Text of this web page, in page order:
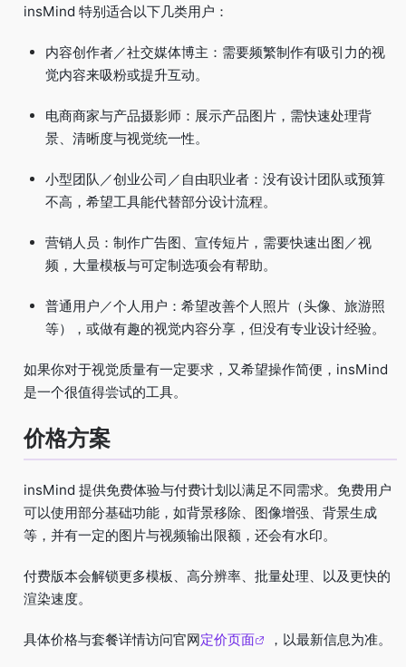
insMind 特别适合以下几类用户：
内容创作者／社交媒体博主：需要频繁制作有吸引力的视
觉内容来吸粉或提升互动。
电商商家与产品摄影师：展示产品图片，需快速处理背
景、清晰度与视觉统一性。
小型团队／创业公司／自由职业者：没有设计团队或预算
不高，希望工具能代替部分设计流程。
营销人员：制作广告图、宣传短片，需要快速出图／视
频，大量模板与可定制选项会有帮助。
普通用户／个人用户：希望改善个人照片（头像、旅游照
等），或做有趣的视觉内容分享，但没有专业设计经验。
如果你对于视觉质量有一定要求，又希望操作简便，insMind
是一个很值得尝试的工具。
价格方案
insMind 提供免费体验与付费计划以满足不同需求。免费用户
可以使用部分基础功能，如背景移除、图像增强、背景生成
等，并有一定的图片与视频输出限额，还会有水印。
付费版本会解锁更多模板、高分辨率、批量处理、以及更快的
渲染速度。
具体价格与套餐详情访问官网定价页面 ，以最新信息为准。